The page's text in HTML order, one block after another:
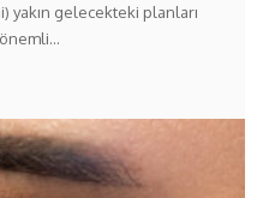
yakın gelecekteki planları
önemli…